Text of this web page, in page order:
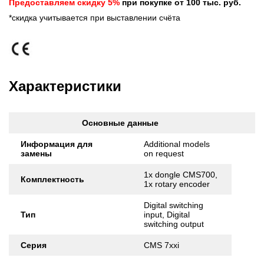
Предоставляем скидку 5% при покупке от 100 тыс. руб.
*скидка учитывается при выставлении счёта
Характеристики
Основные данные
Информация для
замены
Additional models
on request
Комплектность
1x dongle CMS700,
1x rotary encoder
Тип
Digital switching
input, Digital
switching output
Серия CMS 7xxi